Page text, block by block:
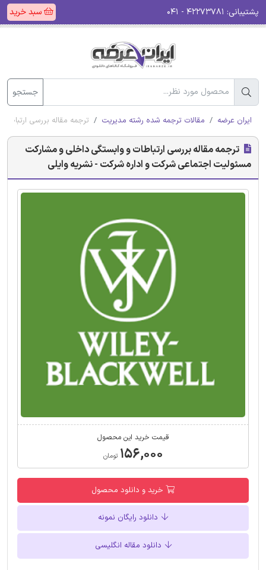
پشتیبانی: سبد خرید
جستجو
ایران عرضه مقالات ترجمه شده رشته مدیریت ترجمه مقاله بررسی
ترجمه مقاله بررسی ارتباطات و وابستگی داخلی و مشارکت
مسئولیت اجتماعی شرکت و اداره شرکت - نشریه وایلی
قیمت خرید این محصول
۱۵۶,۰۰۰ تومان
خرید و دانلود محصول
دانلود رایگان نمونه
دانلود مقاله انگلیسی